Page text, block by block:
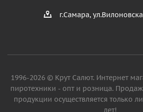
г.Самара,
1996-2026 © Крут Салют. Интернет
пиротехники - опт и розница.
продукции осуществляется только
лет!